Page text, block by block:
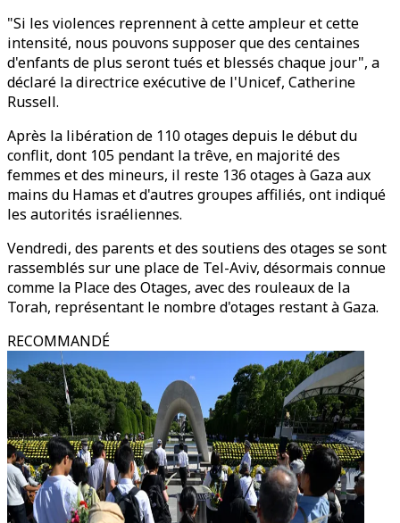
"Si les violences reprennent à cette ampleur et cette
intensité, nous pouvons supposer que des centaines
d'enfants de plus seront tués et blessés chaque jour", a
déclaré la directrice exécutive de l'Unicef, Catherine
Russell.
Après la libération de 110 otages depuis le début du
conflit, dont 105 pendant la trêve, en majorité des
femmes et des mineurs, il reste 136 otages à Gaza aux
mains du Hamas et d'autres groupes affiliés, ont indiqué
les autorités israéliennes.
Vendredi, des parents et des soutiens des otages se sont
rassemblés sur une place de Tel-Aviv, désormais connue
comme la Place des Otages, avec des rouleaux de la
Torah, représentant le nombre d'otages restant à Gaza.
RECOMMANDÉ